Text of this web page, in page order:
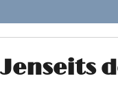
Jenseits